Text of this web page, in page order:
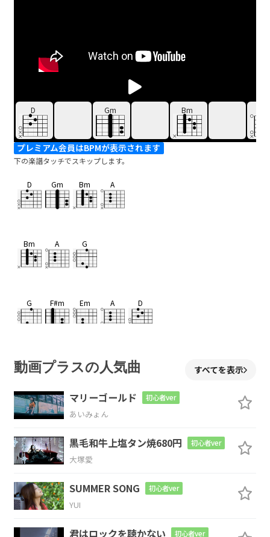
D Gm Bm
プレミアム会員はBPMが表示されます
下の楽譜タッチでスキップします。
D Gm Bm A
Bm A G
G F#m Em A D
最
D
後の1
Em7
秒まで
A
集めた
A7
この思 い
積
G
み重ね
F#m Bm
動画プラスの人気曲 すべてを表示
マリーゴールド 初心者ver
あいみょん
黒毛和牛上塩タン焼680円 初心者ver
大塚愛
SUMMER SONG 初心者ver
YUI
君はロックを聴かない 初心者ver